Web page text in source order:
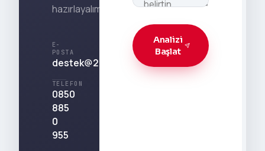
hazırlayalım.
E-
POSTA
destek@212medya.com.tr
TELEFON
0850
885
0
955
Analizi
Başlat